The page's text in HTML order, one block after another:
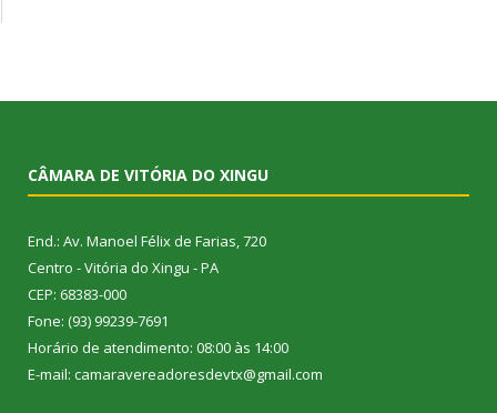
CÂMARA DE VITÓRIA DO XINGU
End.: Av. Manoel Félix de Farias, 720
Centro - Vitória do Xingu - PA
CEP: 68383-000
Fone: (93) 99239-7691
Horário de atendimento: 08:00 às 14:00
E-mail: camaravereadoresdevtx@gmail.com